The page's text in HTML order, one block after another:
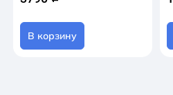
В корзину